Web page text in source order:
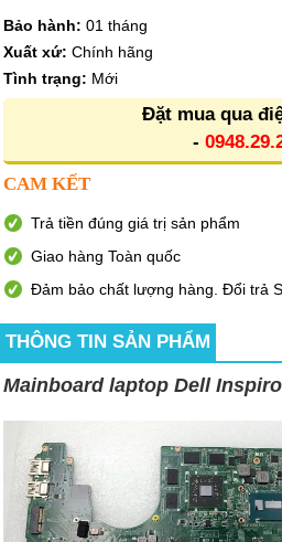
Bảo hành: 01 tháng
Xuất xứ: Chính hãng
Tình trạng: Mới
Đặt mua qua
-
CAM KẾT
Trả tiền đúng giá trị sản phẩm
Giao hàng Toàn quốc
Đảm bảo chất lượng hàng. Đổi trả
THÔNG TIN SẢN PHẨM
Mainboard laptop Dell